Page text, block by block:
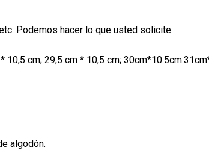
Podemos hacer lo que usted solicite.
10,5 cm; 29,5 cm * 10,5 cm;
algodón.